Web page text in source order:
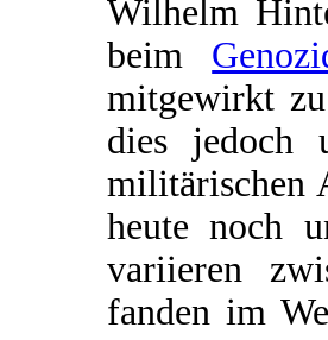
Wilhelm
beim
mitgewirkt
dies jedoch
militärischen
heute noch
variieren
fanden im